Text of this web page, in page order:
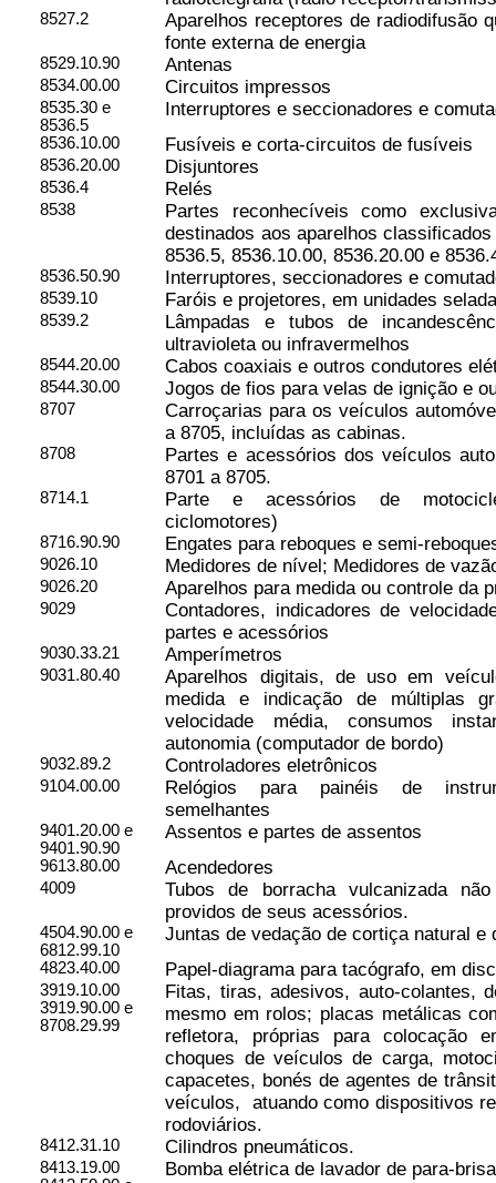
8527.2
Aparelhos receptores de radiodifusão
fonte externa de energia
8529.10.90 Antenas
8534.00.00 Circuitos impressos
8535.30 e
8536.5
Interruptores e seccionadores e
8536.10.00 Fusíveis e corta-circuitos de fusíveis
8536.20.00 Disjuntores
8536.4 Relés
8538
Partes reconhecíveis como
destinados aos aparelhos
8536.5, 8536.10.00, 8536.20.00 e
8536.50.90 Interruptores, seccionadores e
8539.10 Faróis e projetores, em unidades
8539.2
Lâmpadas e tubos de
ultravioleta ou infravermelhos
8544.20.00 Cabos coaxiais e outros condutores
8544.30.00 Jogos de fios para velas de ignição e
8707
Carroçarias para os veículos
a 8705, incluídas as cabinas.
8708
Partes e acessórios dos veículos
8701 a 8705.
8714.1
Parte e acessórios de
ciclomotores)
8716.90.90 Engates para reboques e semi-
9026.10 Medidores de nível; Medidores de
9026.20 Aparelhos para medida ou controle da
9029
Contadores, indicadores de
partes e acessórios
9030.33.21 Amperímetros
9031.80.40
Aparelhos digitais, de uso em
medida e indicação de múltiplas
velocidade média, consumos
autonomia (computador de bordo)
9032.89.2 Controladores eletrônicos
9104.00.00
Relógios para painéis de
semelhantes
9401.20.00 e
9401.90.90
Assentos e partes de assentos
9613.80.00 Acendedores
4009
Tubos de borracha vulcanizada
providos de seus acessórios.
4504.90.00 e
6812.99.10
Juntas de vedação de cortiça natural e
4823.40.00 Papel-diagrama para tacógrafo, em
3919.10.00
3919.90.00 e
8708.29.99
Fitas, tiras, adesivos, auto-colantes,
mesmo em rolos; placas metálicas
refletora, próprias para colocação
choques de veículos de carga,
capacetes, bonés de agentes de
veículos,
atuando como dispositivos
rodoviários.
8412.31.10 Cilindros pneumáticos.
8413.19.00
Bomba elétrica de lavador de para-brisa